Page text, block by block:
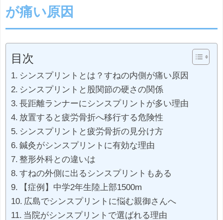
が痛い原因
目次
シンスプリントとは？すねの内側が痛い原因
シンスプリントと股関節の硬さの関係
長距離ランナーにシンスプリントが多い理由
放置すると疲労骨折へ移行する危険性
シンスプリントと疲労骨折の見分け方
鍼灸がシンスプリントに有効な理由
整形外科との違いは
すねの外側に出るシンスプリントもある
【症例】中学2年生陸上部1500m
広島でシンスプリントに悩む親御さんへ
当院がシンスプリントで選ばれる理由